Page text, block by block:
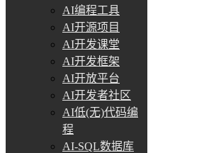
AI编程工具
AI开源项目
AI开发课堂
AI开发框架
AI开放平台
AI开发者社区
AI低(无)代码编
程
AI-SQL数据库